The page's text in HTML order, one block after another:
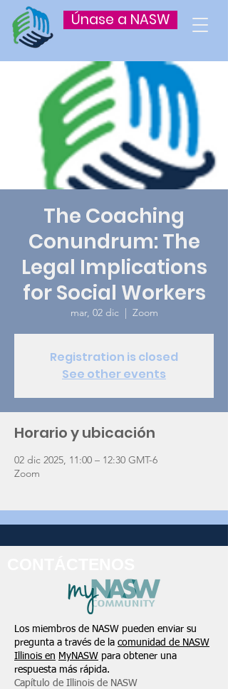
Únase a NASW
The Coaching
Conundrum: The
Legal Implications
for Social Workers
mar, 02 dic
  |
Zoom
Registration is closed
See other events
Horario y ubicación
02 dic 2025, 11:00 – 12:30 GMT-6
Zoom
Los miembros de NASW pueden enviar su
pregunta a través de la comunidad de NASW
Illinois en MyNASW para obtener una
respuesta más rápida.
Capítulo de Illinois de NASW